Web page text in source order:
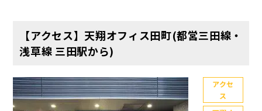
もご案内で
空室状況
は、ホーム
間ならどの
用は【1ヶ
月】！解約
三田駅から
田町のお部
屋は完全個
では、本記
事の本題に
でお届けす
るお部屋は
全て【完全
なし、原状
道光熱費は
共益費に込
み！ランニ
ペーン実施
です！※202
3年6月23日
時点 天翔オ
定✨＼ オフ
す。また、
お知らせで
桜が見れる
((´Ｉ `*))♪
そろそろ本
【アクセス】天翔オフィス田町(都営三田線・
浅草線 三田駅から)
アクセ
ス